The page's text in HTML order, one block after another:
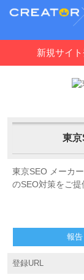
新規サイ
東
東京SEO メーカ
のSEO対策をご提
報告
登録URL